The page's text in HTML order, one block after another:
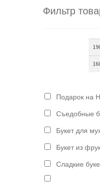
Фильтр
Подарок на
Съедобные
Букет для
Букет из
Сладкие